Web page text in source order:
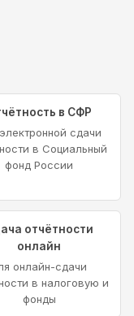
в СФР
сдачи
в Социальный
фонд России
отчётности
онлайн
онлайн-сдачи
в налоговую и
фонды